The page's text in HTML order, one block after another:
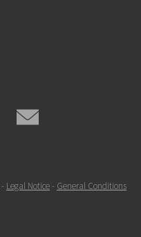
- Legal Notice- General Conditions